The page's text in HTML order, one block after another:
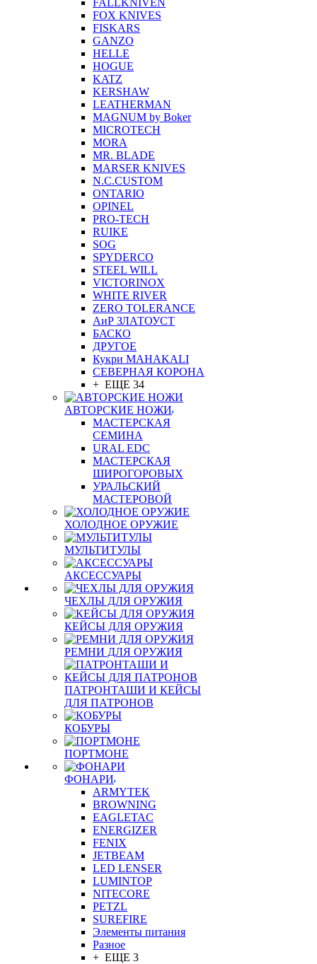
FALLKNIVEN
FOX KNIVES
FISKARS
GANZO
HELLE
HOGUE
KATZ
KERSHAW
LEATHERMAN
MAGNUM by Boker
MICROTECH
MORA
MR. BLADE
MARSER KNIVES
N.C.CUSTOM
ONTARIO
OPINEL
PRO-TECH
RUIKE
SOG
SPYDERCO
STEEL WILL
VICTORINOX
WHITE RIVER
ZERO TOLERANCE
АиР ЗЛАТОУСТ
БАСКО
ДРУГОЕ
Кукри MAHAKALI
СЕВЕРНАЯ КОРОНА
+ ЕЩЕ 34
АВТОРСКИЕ НОЖИ
МАСТЕРСКАЯ
СЕМИНА
URAL EDC
МАСТЕРСКАЯ
ШИРОГОРОВЫХ
УРАЛЬСКИЙ
МАСТЕРОВОЙ
ХОЛОДНОЕ ОРУЖИЕ
МУЛЬТИТУЛЫ
АКСЕССУАРЫ
ЧЕХЛЫ ДЛЯ ОРУЖИЯ
КЕЙСЫ ДЛЯ ОРУЖИЯ
РЕМНИ ДЛЯ ОРУЖИЯ
ПАТРОНТАШИ И КЕЙСЫ
ДЛЯ ПАТРОНОВ
КОБУРЫ
ПОРТМОНЕ
ФОНАРИ
ARMYTEK
BROWNING
EAGLETAC
ENERGIZER
FENIX
JETBEAM
LED LENSER
LUMINTOP
NITECORE
PETZL
SUREFIRE
Элементы питания
Разное
+ ЕЩЕ 3